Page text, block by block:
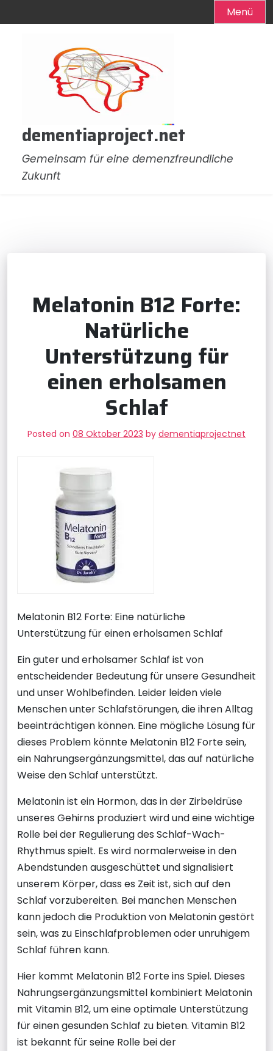
Menü
dementiaproject.net
Gemeinsam für eine demenzfreundliche
Zukunft
Melatonin B12 Forte:
Natürliche
Unterstützung für
einen erholsamen
Schlaf
Posted on 08 Oktober 2023 by dementiaprojectnet
Melatonin B12 Forte: Eine natürliche
Unterstützung für einen erholsamen Schlaf
Ein guter und erholsamer Schlaf ist von
entscheidender Bedeutung für unsere Gesundheit
und unser Wohlbefinden. Leider leiden viele
Menschen unter Schlafstörungen, die ihren Alltag
beeinträchtigen können. Eine mögliche Lösung für
dieses Problem könnte Melatonin B12 Forte sein,
ein Nahrungsergänzungsmittel, das auf natürliche
Weise den Schlaf unterstützt.
Melatonin ist ein Hormon, das in der Zirbeldrüse
unseres Gehirns produziert wird und eine wichtige
Rolle bei der Regulierung des Schlaf-Wach-
Rhythmus spielt. Es wird normalerweise in den
Abendstunden ausgeschüttet und signalisiert
unserem Körper, dass es Zeit ist, sich auf den
Schlaf vorzubereiten. Bei manchen Menschen
kann jedoch die Produktion von Melatonin gestört
sein, was zu Einschlafproblemen oder unruhigem
Schlaf führen kann.
Hier kommt Melatonin B12 Forte ins Spiel. Dieses
Nahrungsergänzungsmittel kombiniert Melatonin
mit Vitamin B12, um eine optimale Unterstützung
für einen gesunden Schlaf zu bieten. Vitamin B12
ist bekannt für seine Rolle bei der